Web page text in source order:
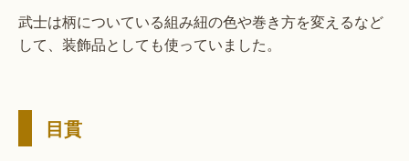
武士は柄についている組み紐の色や巻き方を変えるなど
して、装飾品としても使っていました。
目貫